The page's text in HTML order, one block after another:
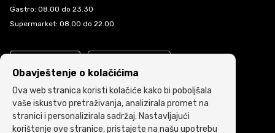
Gastro: 08.00 do 23.30
Supermarket: 08.00 do 22.00
Politika kolačića Uslovi i pravila korištenja
Obavještenje o kolačićima
Ova web stranica koristi kolačiće kako bi poboljšala
vaše iskustvo pretraživanja, analizirala promet na
stranici i personalizirala sadržaj. Nastavljajući
korištenje ove stranice, pristajete na našu upotrebu